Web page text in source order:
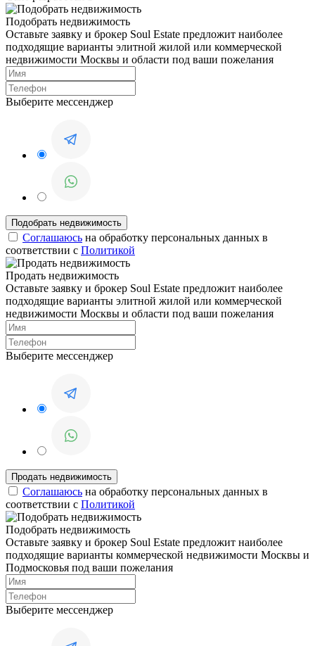
Подобрать недвижимость
Оставьте заявку и брокер Soul Estate предложит наиболее
подходящие варианты элитной жилой или коммерческой
недвижимости Москвы и области под ваши пожелания
Выберите мессенджер
Соглашаюсь на обработку персональных данных в
соответствии с Политикой
Продать недвижимость
Оставьте заявку и брокер Soul Estate предложит наиболее
подходящие варианты элитной жилой или коммерческой
недвижимости Москвы и области под ваши пожелания
Выберите мессенджер
Соглашаюсь на обработку персональных данных в
соответствии с Политикой
Подобрать недвижимость
Оставьте заявку и брокер Soul Estate предложит наиболее
подходящие варианты коммерческой недвижимости Москвы и
Подмосковья под ваши пожелания
Выберите мессенджер